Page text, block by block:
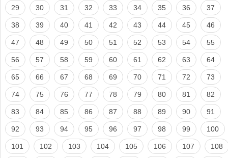
29 30 31 32 33 34 35 36 37
38 39 40 41 42 43 44 45 46
47 48 49 50 51 52 53 54 55
56 57 58 59 60 61 62 63 64
65 66 67 68 69 70 71 72 73
74 75 76 77 78 79 80 81 82
83 84 85 86 87 88 89 90 91
92 93 94 95 96 97 98 99 100
101 102 103 104 105 106 107 108